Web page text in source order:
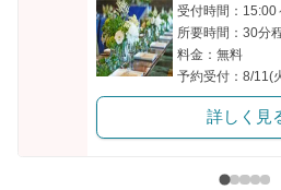
所要時間：30分
料金：無料
予約受付：8/11(
詳しく見